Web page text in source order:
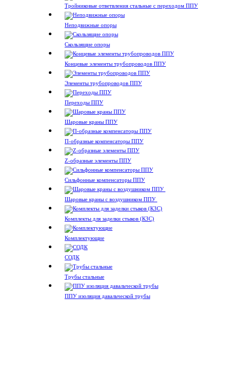
Тройниковые ответвления стальные с переходом ППУ
Неподвижные опоры
Скользящие опоры
Концевые элементы трубопроводов ППУ
Элементы трубопроводов ППУ
Переходы ППУ
Шаровые краны ППУ
П-образные компенсаторы ППУ
Z-образные элементы ППУ
Сильфонные компенсаторы ППУ
Шаровые краны с воздушником ППУ
Комплекты для заделки стыков (КЗС)
Комплектующие
СОДК
Трубы стальные
ППУ изоляция давальческой трубы